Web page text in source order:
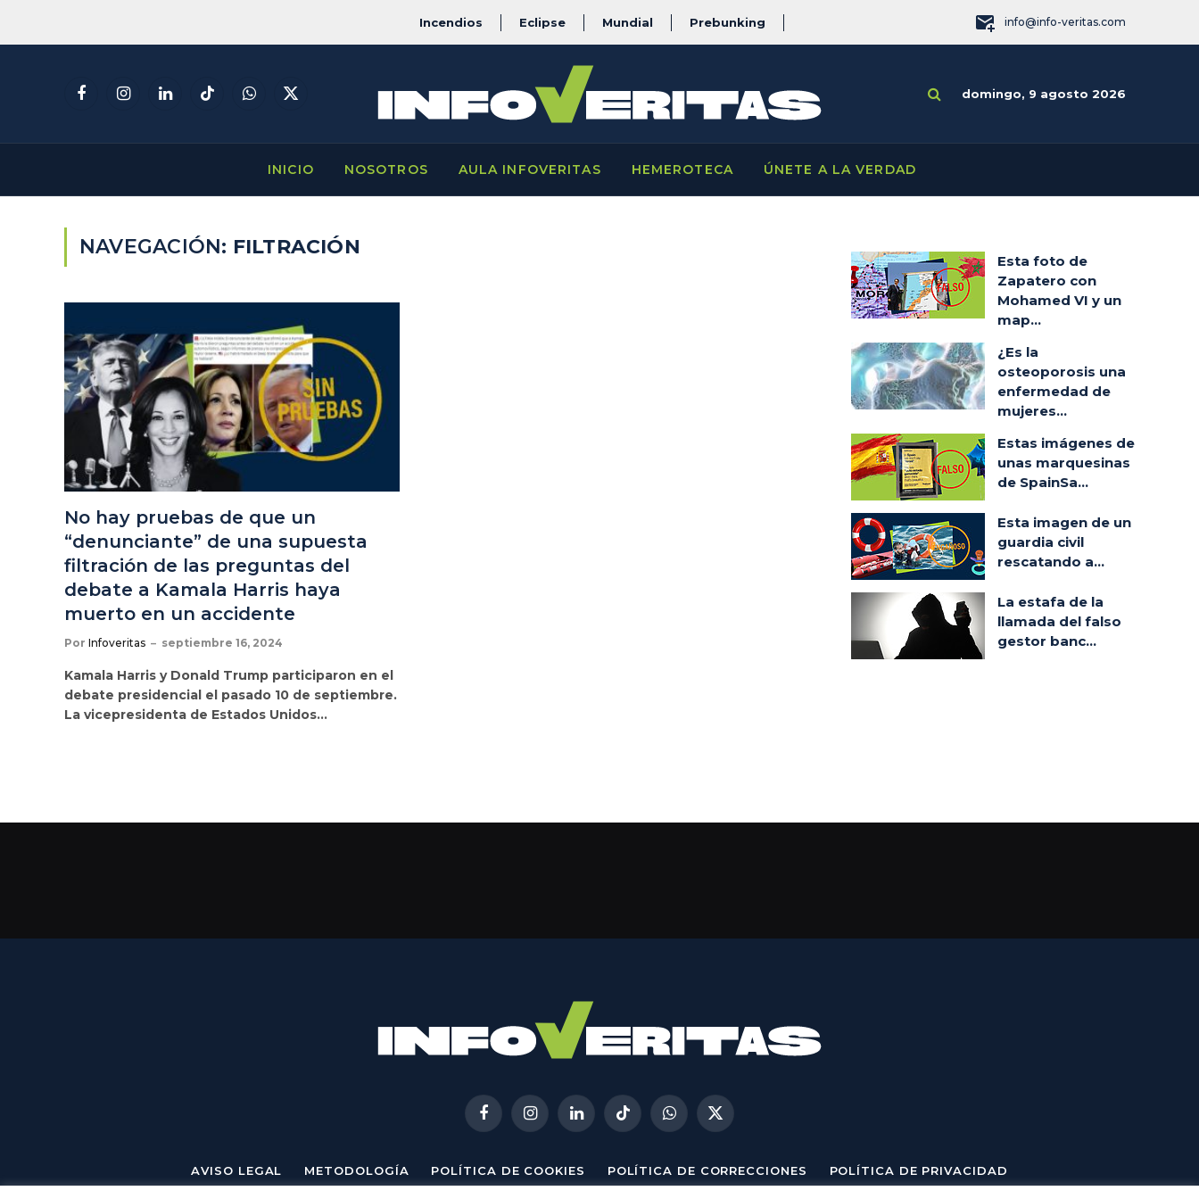
Incendios Eclipse Mundial Prebunking info@info-veritas.com
FacebookInstagramLinkedInTikTokWhatsApp
X
domingo, 9 agosto 2026
INICIO NOSOTROS AULA INFOVERITAS HEMEROTECA ÚNETE A LA VERDAD
NAVEGACIÓN: FILTRACIÓN
No hay pruebas de que un
“denunciante” de una supuesta
filtración de las preguntas del
debate a Kamala Harris haya
muerto en un accidente
Por Infoveritas septiembre 16, 2024
Kamala Harris y Donald Trump participaron en el
debate presidencial el pasado 10 de septiembre.
La vicepresidenta de Estados Unidos…
Esta foto de
Zapatero con
Mohamed VI y un
map...
¿Es la
osteoporosis una
enfermedad de
mujeres...
Estas imágenes de
unas marquesinas
de SpainSa...
Esta imagen de un
guardia civil
rescatando a...
La estafa de la
llamada del falso
gestor banc...
FacebookInstagramLinkedInTikTokWhatsApp
X
(Twitter)
AVISO LEGAL METODOLOGÍA POLÍTICA DE COOKIES POLÍTICA DE CORRECCIONES POLÍTICA DE PRIVACIDAD